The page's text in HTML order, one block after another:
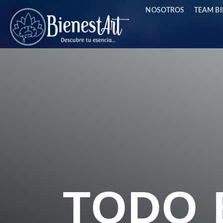
NOSOTROS TEAM
TODO